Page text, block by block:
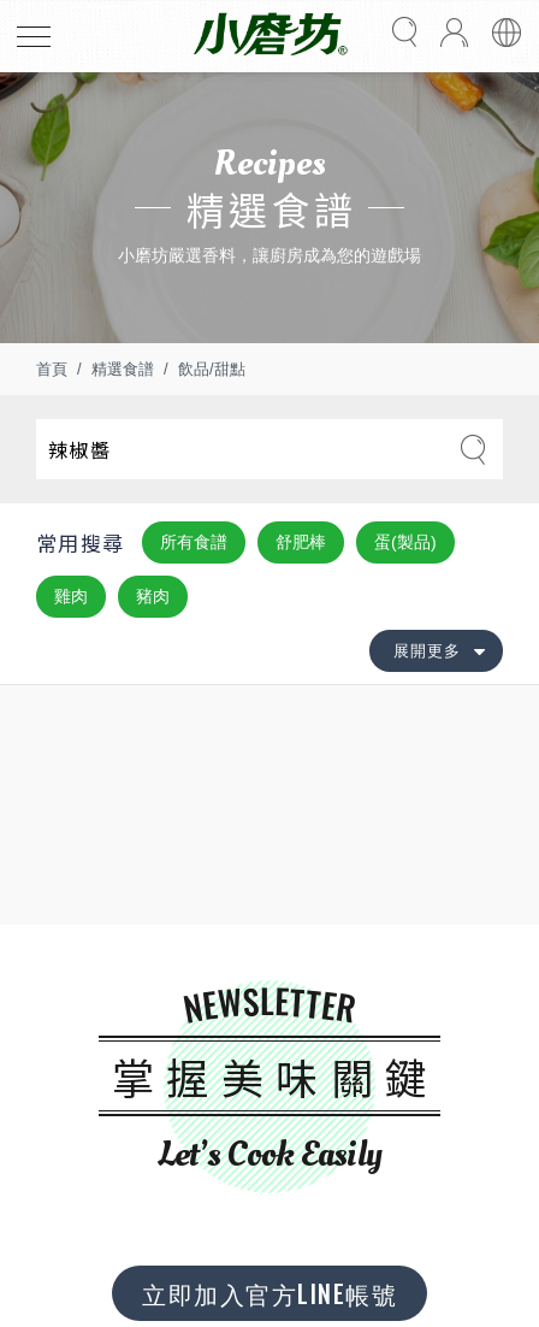
Recipes
精選食譜
小磨坊嚴選香料，讓廚房成為您的遊戲場
首頁 精選食譜 飲品/甜點
常用搜尋 所有食譜 舒肥棒 蛋(製品)
雞肉 豬肉
展開更多
NEWSLETTER
掌握美味關鍵
Let’s Cook Easily
立即加入官方LINE帳號